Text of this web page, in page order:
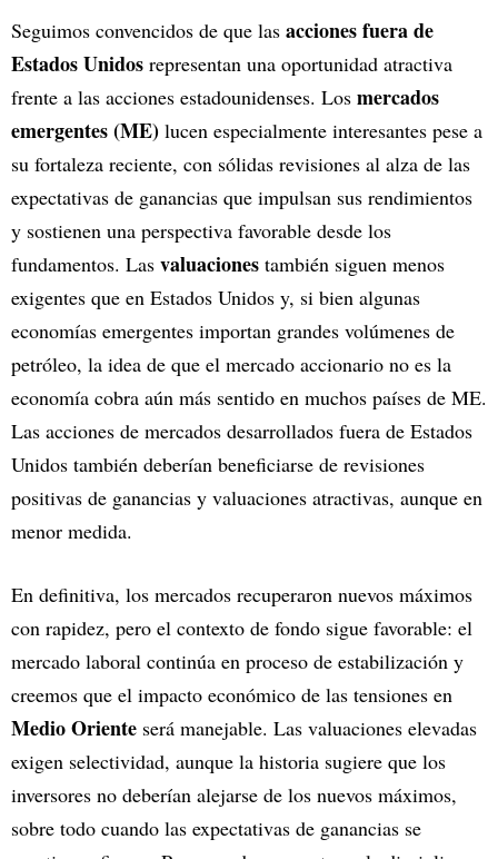
Seguimos convencidos de que las acciones fuera de
Estados Unidos representan una oportunidad atractiva
frente a las acciones estadounidenses. Los mercados
emergentes (ME) lucen especialmente interesantes pese a
su fortaleza reciente, con sólidas revisiones al alza de las
expectativas de ganancias que impulsan sus rendimientos
y sostienen una perspectiva favorable desde los
fundamentos. Las valuaciones también siguen menos
exigentes que en Estados Unidos y, si bien algunas
economías emergentes importan grandes volúmenes de
petróleo, la idea de que el mercado accionario no es la
economía cobra aún más sentido en muchos países de ME.
Las acciones de mercados desarrollados fuera de Estados
Unidos también deberían beneficiarse de revisiones
positivas de ganancias y valuaciones atractivas, aunque en
menor medida.
En definitiva, los mercados recuperaron nuevos máximos
con rapidez, pero el contexto de fondo sigue favorable: el
mercado laboral continúa en proceso de estabilización y
creemos que el impacto económico de las tensiones en
Medio Oriente será manejable. Las valuaciones elevadas
exigen selectividad, aunque la historia sugiere que los
inversores no deberían alejarse de los nuevos máximos,
sobre todo cuando las expectativas de ganancias se